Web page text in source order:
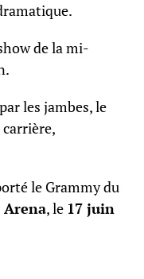
de la mi-
les jambes, le
carrière,
le Grammy du
Arena, le 17 juin